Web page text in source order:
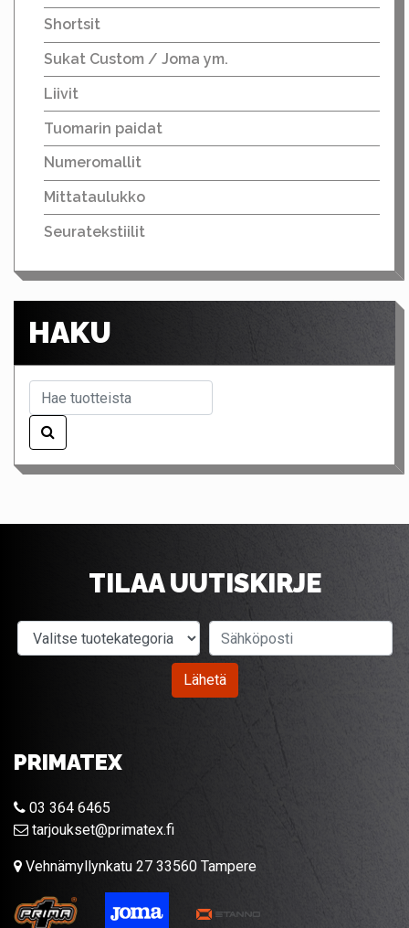
Shortsit
Sukat Custom / Joma ym.
Liivit
Tuomarin paidat
Numeromallit
Mittataulukko
Seuratekstiilit
HAKU
TILAA UUTISKIRJE
Valitse tuotekategoria
Lähetä
PRIMATEX
03 364 6465
tarjoukset@primatex.fi
Vehnämyllynkatu 27 33560 Tampere